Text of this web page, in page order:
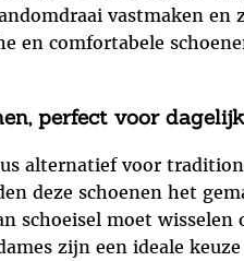
vastmaken en
en comfortabele
perfect voor
alternatief voor
deze schoenen het
schoeisel moet
zijn een ideale